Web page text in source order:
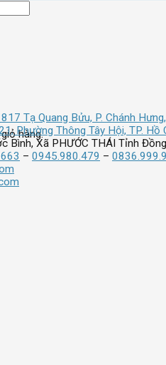
hàng.
Tạ Quang Bửu, P. Chánh
Phường Thông Tây Hội, TP. Hồ
Bình, Xã PHƯỚC THÁI Tỉnh
– 0945.980.479 –